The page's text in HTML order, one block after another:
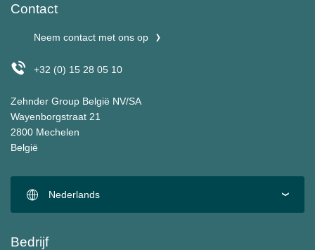
Contact
Neem contact met ons op
+32 (0) 15 28 05 10
Zehnder Group België NV/SA
Wayenborgstraat 21
2800 Mechelen
België
Nederlands
Bedrijf